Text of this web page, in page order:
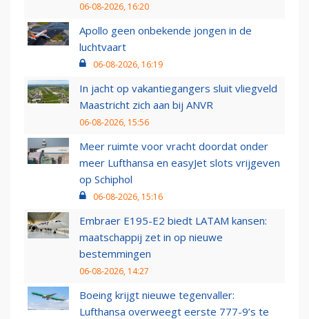
06-08-2026, 16:20
Apollo geen onbekende jongen in de
luchtvaart
06-08-2026, 16:19
In jacht op vakantiegangers sluit vliegveld
Maastricht zich aan bij ANVR
06-08-2026, 15:56
Meer ruimte voor vracht doordat onder
meer Lufthansa en easyJet slots vrijgeven
op Schiphol
06-08-2026, 15:16
Embraer E195-E2 biedt LATAM kansen:
maatschappij zet in op nieuwe
bestemmingen
06-08-2026, 14:27
Boeing krijgt nieuwe tegenvaller:
Lufthansa overweegt eerste 777-9’s te